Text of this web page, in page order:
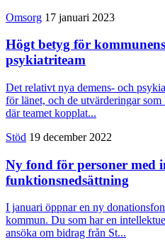
Omsorg 17 januari 2023
Högt betyg för
psykiatriteam
Det relativt nya demens- och
för länet, och de utvärderingar
där teamet kopplat...
Stöd 19 december 2022
Ny fond för personer med
funktionsnedsättning
I januari öppnar en ny
kommun. Du som har en
ansöka om bidrag från St...